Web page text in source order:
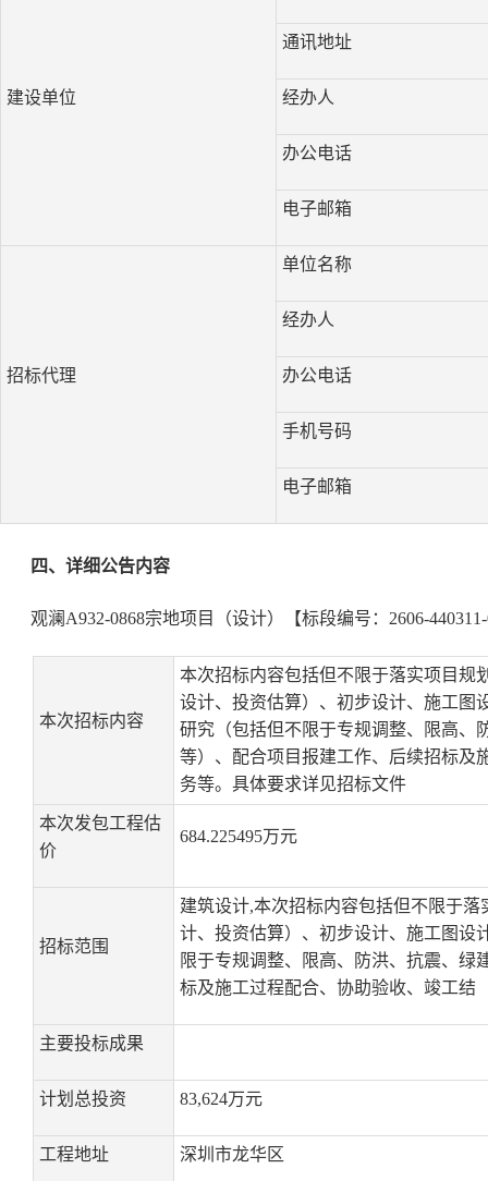
建设单位
通讯地址
经办人
办公电话
电子邮箱
招标代理
单位名称
经办人
办公电话
手机号码
电子邮箱
四、详细公告内容
观澜A932-0868宗地项目（设计）【标段编号：2606-440311-
本次招标内容
本次招标内容包括但不限于落实项目规
设计、投资估算）、初步设计、施工图
研究（包括但不限于专规调整、限高、
等）、配合项目报建工作、后续招标及
务等。具体要求详见招标文件
本次发包工程估
价
684.225495万元
招标范围
建筑设计,本次招标内容包括但不限于
计、投资估算）、初步设计、施工图设
限于专规调整、限高、防洪、抗震、
标及施工过程配合、协助验收、竣工结
主要投标成果
计划总投资 83,624万元
工程地址 深圳市龙华区